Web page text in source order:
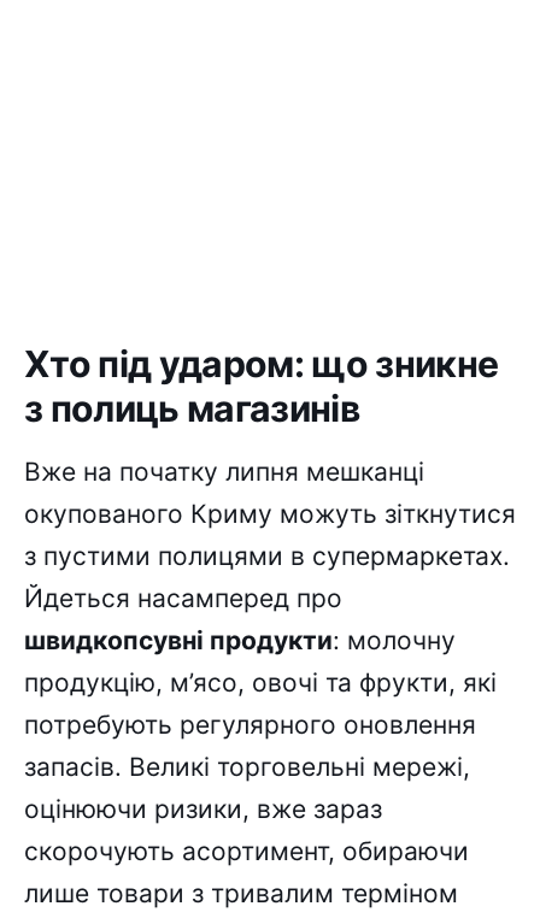
Хто під ударом: що зникне
з полиць магазинів
Вже на початку липня мешканці
окупованого Криму можуть зіткнутися
з пустими полицями в супермаркетах.
Йдеться насамперед про
швидкопсувні продукти: молочну
продукцію, м’ясо, овочі та фрукти, які
потребують регулярного оновлення
запасів. Великі торговельні мережі,
оцінюючи ризики, вже зараз
скорочують асортимент, обираючи
лише товари з тривалим терміном